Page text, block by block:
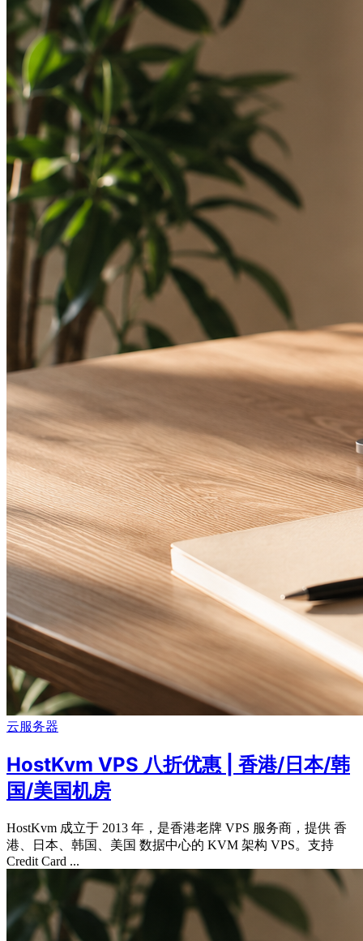
云服务器
HostKvm VPS 八折优惠 | 香港/日本/韩
国/美国机房
HostKvm 成立于 2013 年，是香港老牌 VPS 服务商，提供 香
港、日本、韩国、美国 数据中心的 KVM 架构 VPS。支持
Credit Card ...